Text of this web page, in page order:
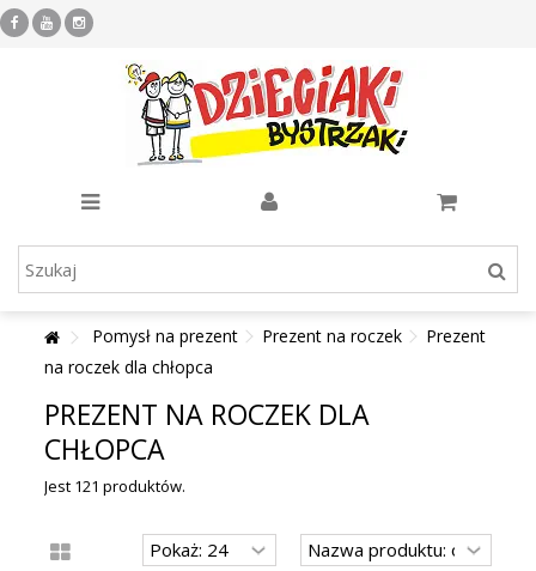
Pomysł na prezent Prezent na roczek
Prezent
na roczek dla chłopca
PREZENT NA ROCZEK DLA
CHŁOPCA
Jest 121 produktów.